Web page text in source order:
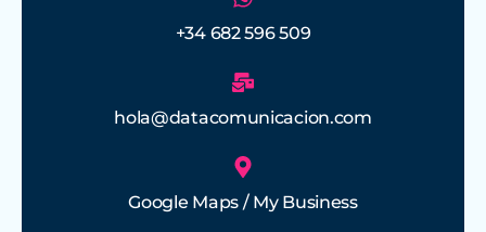
+34 682 596 509
hola@datacomunicacion.com
Google Maps / My Business